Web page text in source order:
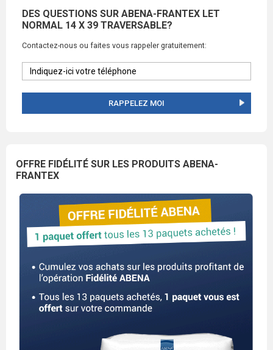
DES QUESTIONS SUR ABENA-FRANTEX LET
NORMAL 14 X 39 TRAVERSABLE?
Contactez-nous ou faites vous rappeler gratuitement:
RAPPELEZ MOI
OFFRE FIDÉLITÉ SUR LES PRODUITS ABENA-
FRANTEX